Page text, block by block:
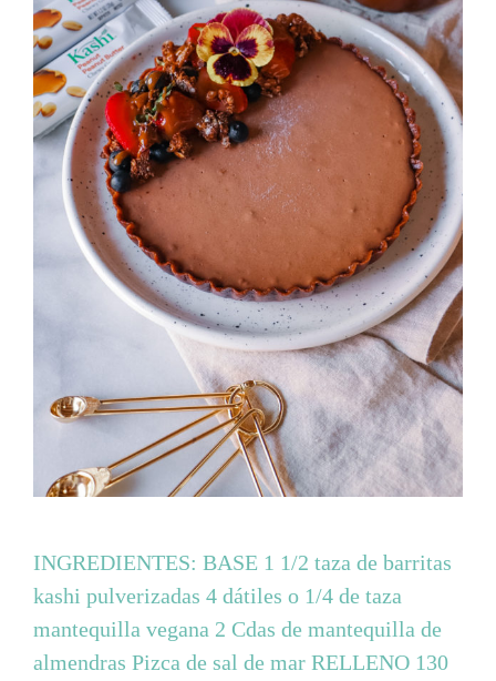
INGREDIENTES: BASE 1 1/2 taza de barritas
kashi pulverizadas 4 dátiles o 1/4 de taza
mantequilla vegana 2 Cdas de mantequilla de
almendras Pizca de sal de mar RELLENO 130